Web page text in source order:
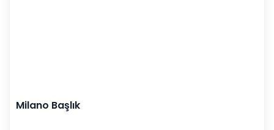
Milano Başlık